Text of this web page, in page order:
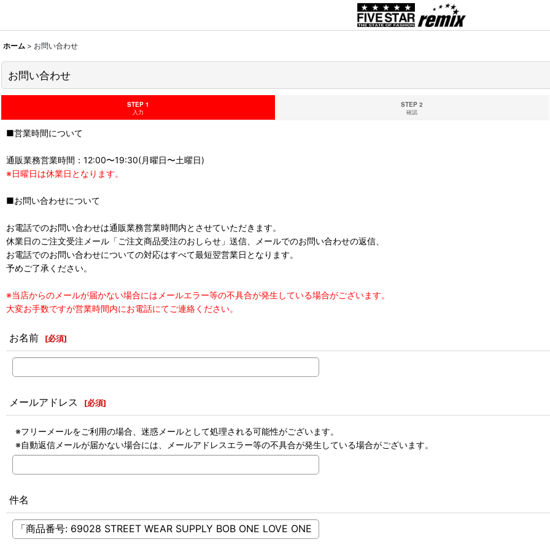
ホーム > お問い合わせ
お問い合わせ
STEP 1
入力
STEP 2
確認
■営業時間について
通販業務営業時間：12:00〜19:30(月曜日〜土曜日)
※日曜日は休業日となります。
■お問い合わせについて
お電話でのお問い合わせは通販業務営業時間内とさせていただきます。
休業日のご注文受注メール「ご注文商品受注のおしらせ」送信、メールでのお問い合わせの返信、
お電話でのお問い合わせについての対応はすべて最短翌営業日となります。
予めご了承ください。
※当店からのメールが届かない場合にはメールエラー等の不具合が発生している場合がございます。
大変お手数ですが営業時間内にお電話にてご連絡ください。
お名前 [必須]
メールアドレス [必須]
※フリーメールをご利用の場合、迷惑メールとして処理される可能性がございます。
※自動返信メールが届かない場合には、メールアドレスエラー等の不具合が発生している場合がございます。
件名